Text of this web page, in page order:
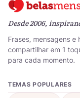
Desde 2006,
Frases, mensagens e
compartilhar em 1
para cada momento.
TEMAS POPULARES